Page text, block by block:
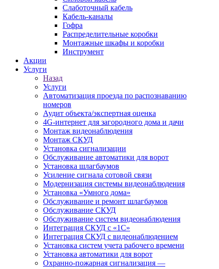
Слаботочный кабель
Кабель-каналы
Гофра
Распределительные коробки
Монтажные шкафы и коробки
Инструмент
Акции
Услуги
Назад
Услуги
Автоматизация проезда по распознаванию
номеров
Аудит объекта/экспертная оценка
4G-интернет для загородного дома и дачи
Монтаж видеонаблюдения
Монтаж СКУД
Установка сигнализации
Обслуживание автоматики для ворот
Установка шлагбаумов
Усиление сигнала сотовой связи
Модернизация системы видеонаблюдения
Установка «Умного дома»
Обслуживание и ремонт шлагбаумов
Обслуживание СКУД
Обслуживание систем видеонаблюдения
Интеграция СКУД с «1С»
Интеграция СКУД с видеонаблюдением
Установка систем учета рабочего времени
Установка автоматики для ворот
Охранно-пожарная сигнализация —